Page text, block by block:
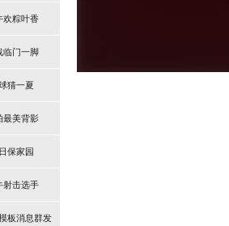
欢粽叶香
临门一脚
猜一夏
最美背影
保家园
射击选手
板消息群发